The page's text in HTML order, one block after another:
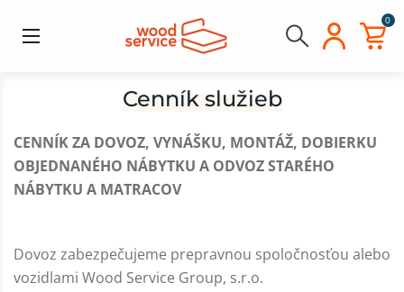
0
Cenník služieb
CENNÍK ZA DOVOZ, VYNÁŠKU, MONTÁŽ, DOBIERKU
OBJEDNANÉHO NÁBYTKU A ODVOZ STARÉHO
NÁBYTKU A MATRACOV
Dovoz zabezpečujeme prepravnou spoločnosťou alebo
vozidlami Wood Service Group, s.r.o.